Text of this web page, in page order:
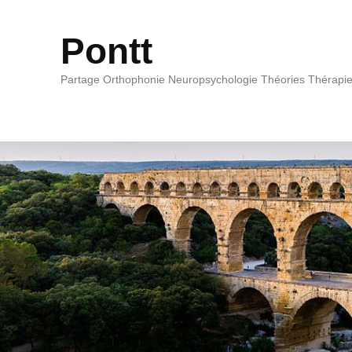
Pontt
Partage Orthophonie Neuropsychologie Théories